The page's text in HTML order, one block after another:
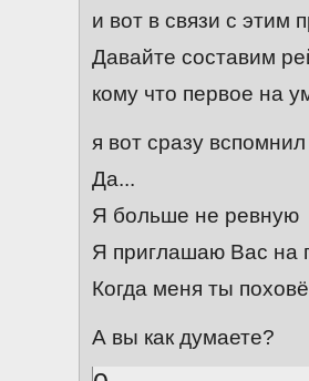
и вот в связи с этим
Давайте составим
кому что первое на
я вот сразу вспомнил
Да...
Я больше не ревную
Я приглашаю Вас на
Когда меня ты
А вы как думаете?